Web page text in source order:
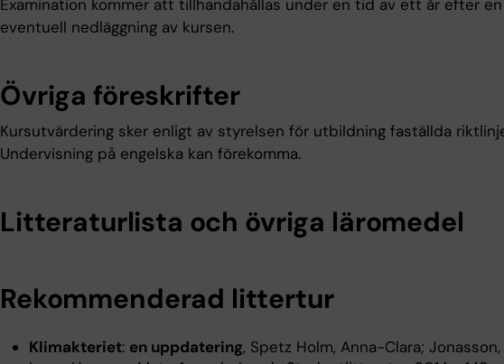
Examination kommer att tillhandahållas under en tid av ett år efter en
eventuell nedläggning av kursen.
Övriga föreskrifter
Kursutvärdering sker enligt av styrelsen för utbildning faställda
Undervisning på engelska kan förekomma.
Litteraturlista och övriga läromedel
Rekommenderad littertur
Klimakteriet: en uppdatering, Spetz Holm, Anna-Clara; Jonasson,